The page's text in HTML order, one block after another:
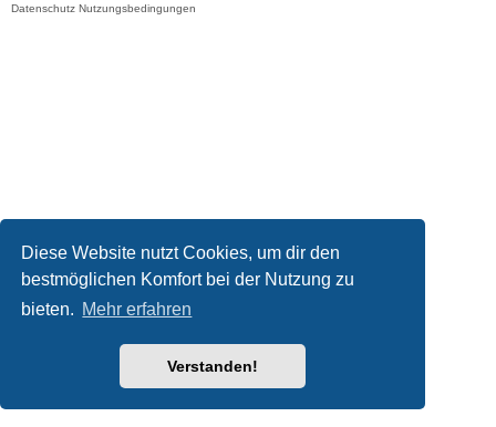
Diese Website nutzt Cookies, um dir den
bestmöglichen Komfort bei der Nutzung zu
bieten. Mehr erfahren
Verstanden!
Datenschutz Nutzungsbedingungen